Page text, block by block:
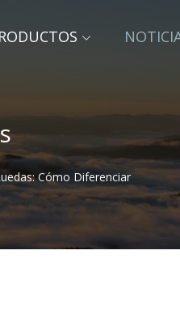
Cómo Diferenciar